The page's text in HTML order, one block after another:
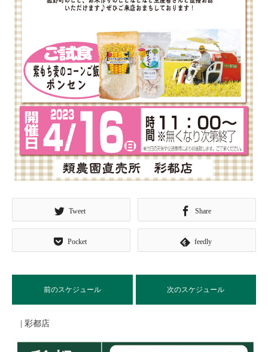
Tweet Share
Pocket feedly
前のスケジュール 次のスケジュール
| 彩都店